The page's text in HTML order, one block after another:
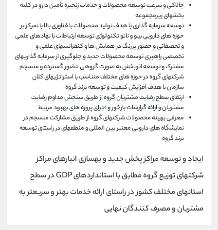
چالاکی و سرعت توسعه محصولات و خدمات زنجیره تأمین دارو در کلیه
بخشهای زیرمجموعه
توسعه سرمایه گذاری با هدف تولید محصولات با فناوری بالا با تمرکز بر
حوزه های دارویی بیو و نانو تکنولوژی توسعه ارتباطات با نهادهای علمی
و تحقیقاتی و حضور پررنگ در همایش ها و کنفرانسهای علمی و
تخصصی راهبری توسعه محصولات جدید و جلوگیری از سرمایه گذاریهای
مشترک و توسعه اثربخش به صورت گروهی حضور گسترده و منسجم
شرکتهای گروه در حوزه های مختلف متناسب با استراتژیهای کلان
سازمان با هدف افزایش کیفیت و توسعه برند گروه
ارتقای سطح رضایت مشتریان گروه از طریق سنجش مداوم رضایت
مشتریان و ارائه گزارشات بازخور و اجرای پروژه های بهبود مرتبط
معرفی بهینه محصولات شرکتهای گروه از طریق مشارکت منسجم در
نمایشگاه های دارویی معتبر بین المللی و منطقهای در راستای توسعه
برند گروه
ایجاد و توسعه مراکز پخش جدید و بهسازی انبارهای مراکز
شرکتهای توزیع گروه مطابق با استانداردهای GDP در سطح
استانهای مختلف کشور در راستای ارائه خدمات بهتر و سریعتر به
مشتریان و مصرف کنندگان نهایی